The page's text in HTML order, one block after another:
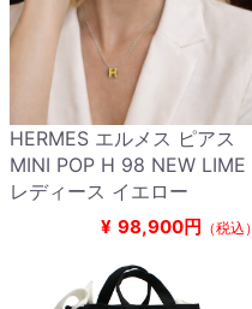
HERMES エルメス ピアス
MINI POP H 98 NEW LIME
レディース イエロー
¥ 98,900円 （税込）